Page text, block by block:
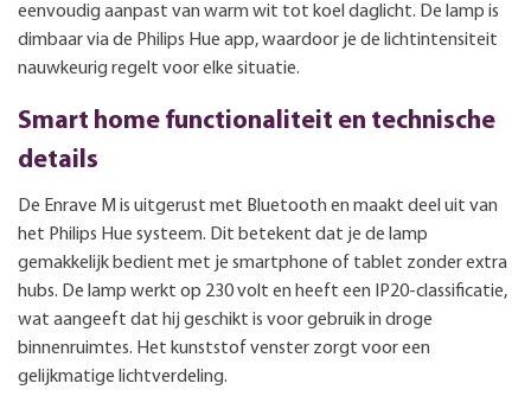
eenvoudig aanpast van warm wit tot koel daglicht. De lamp is
dimbaar via de Philips Hue app, waardoor je de lichtintensiteit
nauwkeurig regelt voor elke situatie.
Smart home functionaliteit en technische
details
De Enrave M is uitgerust met Bluetooth en maakt deel uit van
het Philips Hue systeem. Dit betekent dat je de lamp
gemakkelijk bedient met je smartphone of tablet zonder extra
hubs. De lamp werkt op 230 volt en heeft een IP20-classificatie,
wat aangeeft dat hij geschikt is voor gebruik in droge
binnenruimtes. Het kunststof venster zorgt voor een
gelijkmatige lichtverdeling.